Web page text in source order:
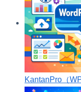
KantanPro（WP